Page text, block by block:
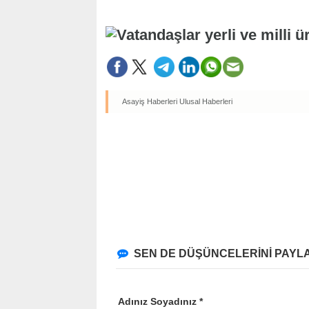
Asayiş Haberleri Ulusal Haberleri
SEN DE DÜŞÜNCELERİNİ
Adınız Soyadınız *